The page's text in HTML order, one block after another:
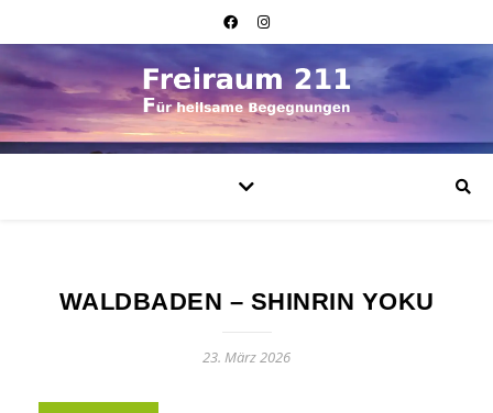
WALDBADEN – SHINRIN YOKU
23. März 2026